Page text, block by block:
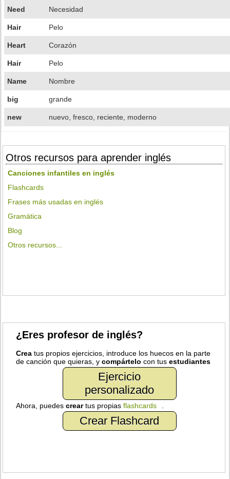
Need Necesidad
Hair Pelo
Heart Corazón
Hair Pelo
Name Nombre
big grande
new nuevo, fresco, reciente, moderno
Otros recursos para aprender inglés
Canciones infantiles en inglés
Flashcards
Frases más usadas en inglés
Gramática
Blog
Otros recursos...
¿Eres profesor de inglés?
Crea tus propios ejercicios, introduce los huecos en la parte
de canción que quieras, ycompártelo con tusestudiantes
Ejercicio
personalizado
Ahora, puedescreartus propiasflashcards
Crear Flashcard